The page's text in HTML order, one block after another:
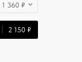
1 360 ₽
2 150 ₽